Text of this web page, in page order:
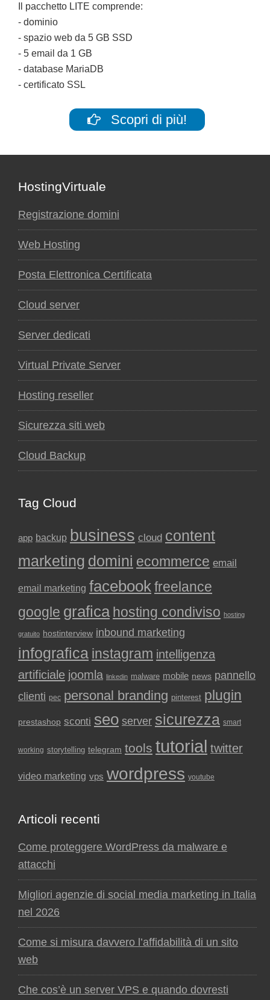
Il pacchetto LITE comprende:
- dominio
- spazio web da 5 GB SSD
- 5 email da 1 GB
- database MariaDB
- certificato SSL
Scopri di più!
Footer
HostingVirtuale
Registrazione domini
Web Hosting
Posta Elettronica Certificata
Cloud server
Server dedicati
Virtual Private Server
Hosting reseller
Sicurezza siti web
Cloud Backup
Tag Cloud
app backup business cloud content
marketing domini ecommerce email
email marketing facebookfreelance
google grafica hosting condiviso hosting
gratuito hostinterview inbound marketing
infografica instagram intelligenza
artificiale joomla linkedin malware mobile news pannello
clienti pec personal branding pinterest plugin
prestashop sconti seo server sicurezza smart
working storytelling telegram tools tutorial twitter
video marketing vps wordpress youtube
Articoli recenti
Come proteggere WordPress da malware e
attacchi
Migliori agenzie di social media marketing in Italia
nel 2026
Come si misura davvero l’affidabilità di un sito
web
Che cos’è un server VPS e quando dovresti